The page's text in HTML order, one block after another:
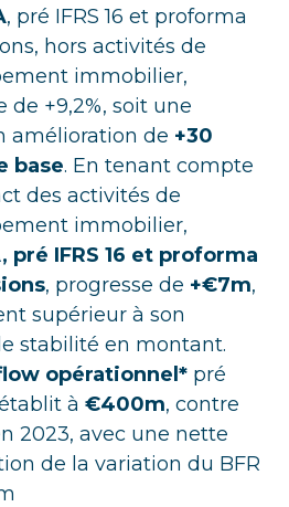
, pré IFRS 16 et proforma
hors activités de
immobilier,
de +9,2%, soit une
amélioration de +30
base. En tenant compte
des activités de
immobilier,
pré IFRS 16 et proforma
, progresse de +€7m,
supérieur à son
stabilité en montant.
opérationnel* pré
à €400m, contre
2023, avec une nette
de la variation du BFR